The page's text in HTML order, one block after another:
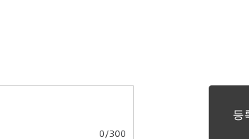
0 /300